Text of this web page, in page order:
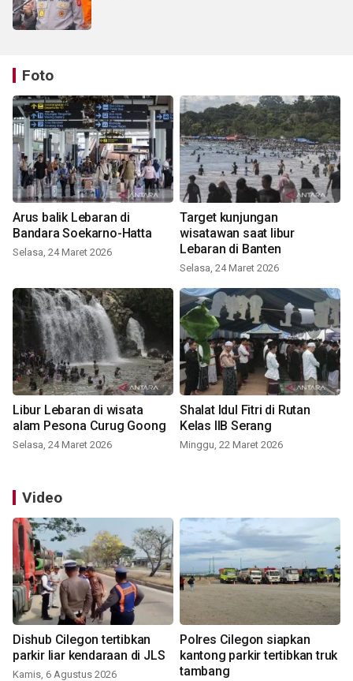
Foto
Arus balik Lebaran di
Bandara Soekarno-Hatta
Selasa, 24 Maret 2026
Target kunjungan
wisatawan saat libur
Lebaran di Banten
Selasa, 24 Maret 2026
Libur Lebaran di wisata
alam Pesona Curug Goong
Selasa, 24 Maret 2026
Shalat Idul Fitri di Rutan
Kelas IIB Serang
Minggu, 22 Maret 2026
Video
Dishub Cilegon tertibkan
parkir liar kendaraan di JLS
Kamis, 6 Agustus 2026
Polres Cilegon siapkan
kantong parkir tertibkan truk
tambang